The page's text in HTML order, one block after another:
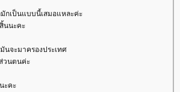
มักเป็นแบบนี้เสมอแหละค่ะ
นนะคะ
จะมาครองประเทศ
วนตนค่ะ
ะคะ